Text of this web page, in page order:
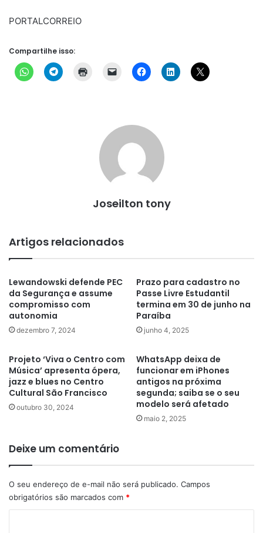
PORTALCORREIO
Compartilhe isso:
Joseilton tony
Artigos relacionados
Lewandowski defende PEC
da Segurança e assume
compromisso com
autonomia
dezembro 7, 2024
Prazo para cadastro no
Passe Livre Estudantil
termina em 30 de junho na
Paraíba
junho 4, 2025
Projeto ‘Viva o Centro com
Música’ apresenta ópera,
jazz e blues no Centro
Cultural São Francisco
outubro 30, 2024
WhatsApp deixa de
funcionar em iPhones
antigos na próxima
segunda; saiba se o seu
modelo será afetado
maio 2, 2025
Deixe um comentário
O seu endereço de e-mail não será publicado. Campos
obrigatórios são marcados com *